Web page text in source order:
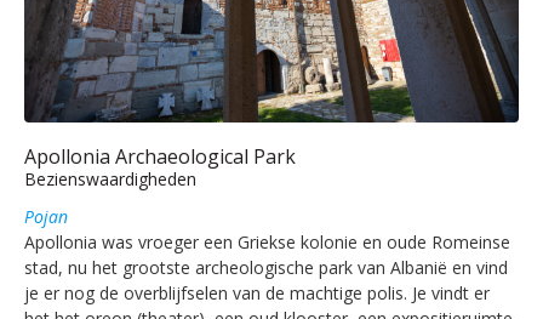
Apollonia Archaeological Park
Bezienswaardigheden
Pojan
Apollonia was vroeger een Griekse kolonie en oude Romeinse
stad, nu het grootste archeologische park van Albanië en vind
je er nog de overblijfselen van de machtige polis. Je vindt er